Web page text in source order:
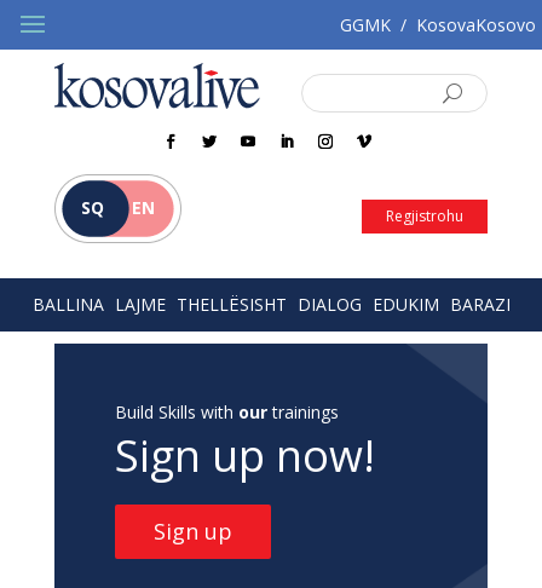
GGMK / KosovaKosovo
SQ EN Regjistrohu
BALLINA LAJME THELLËSISHT DIALOG EDUKIM BARAZI
Build Skills with ourtrainings
Sign up now!
Sign up